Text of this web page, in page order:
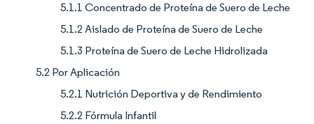
5.1.1 Concentrado de Proteína de Suero de Leche
5.1.2 Aislado de Proteína de Suero de Leche
5.1.3 Proteína de Suero de Leche Hidrolizada
5.2 Por Aplicación
5.2.1 Nutrición Deportiva y de Rendimiento
5.2.2 Fórmula Infantil